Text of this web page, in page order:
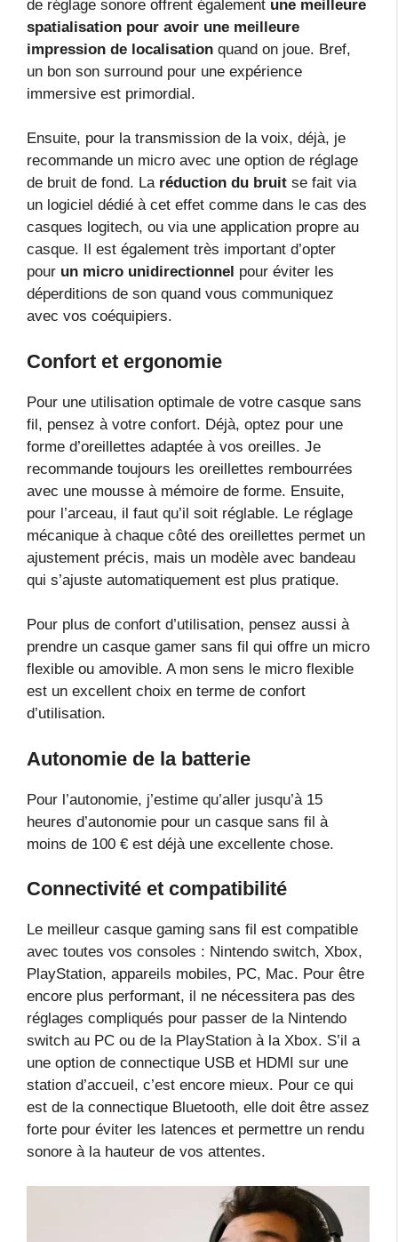
de réglage sonore offrent également une meilleure
spatialisation pour avoir une meilleure
impression de localisation quand on joue. Bref,
un bon son surround pour une expérience
immersive est primordial.
Ensuite, pour la transmission de la voix, déjà, je
recommande un micro avec une option de réglage
de bruit de fond. La réduction du bruit se fait via
un logiciel dédié à cet effet comme dans le cas des
casques logitech, ou via une application propre au
casque. Il est également très important d’opter
pour un micro unidirectionnel pour éviter les
déperditions de son quand vous communiquez
avec vos coéquipiers.
Confort et ergonomie
Pour une utilisation optimale de votre casque sans
fil, pensez à votre confort. Déjà, optez pour une
forme d’oreillettes adaptée à vos oreilles. Je
recommande toujours les oreillettes rembourrées
avec une mousse à mémoire de forme. Ensuite,
pour l’arceau, il faut qu’il soit réglable. Le réglage
mécanique à chaque côté des oreillettes permet un
ajustement précis, mais un modèle avec bandeau
qui s’ajuste automatiquement est plus pratique.
Pour plus de confort d’utilisation, pensez aussi à
prendre un casque gamer sans fil qui offre un micro
flexible ou amovible. A mon sens le micro flexible
est un excellent choix en terme de confort
d’utilisation.
Autonomie de la batterie
Pour l’autonomie, j’estime qu’aller jusqu’à 15
heures d’autonomie pour un casque sans fil à
moins de 100 € est déjà une excellente chose.
Connectivité et compatibilité
Le meilleur casque gaming sans fil est compatible
avec toutes vos consoles : Nintendo switch, Xbox,
PlayStation, appareils mobiles, PC, Mac. Pour être
encore plus performant, il ne nécessitera pas des
réglages compliqués pour passer de la Nintendo
switch au PC ou de la PlayStation à la Xbox. S’il a
une option de connectique USB et HDMI sur une
station d’accueil, c’est encore mieux. Pour ce qui
est de la connectique Bluetooth, elle doit être assez
forte pour éviter les latences et permettre un rendu
sonore à la hauteur de vos attentes.